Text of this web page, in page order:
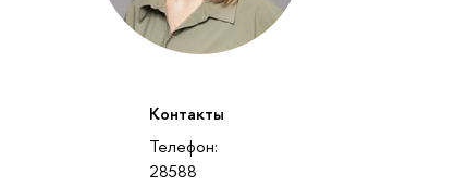
Контакты
Телефон:
28588